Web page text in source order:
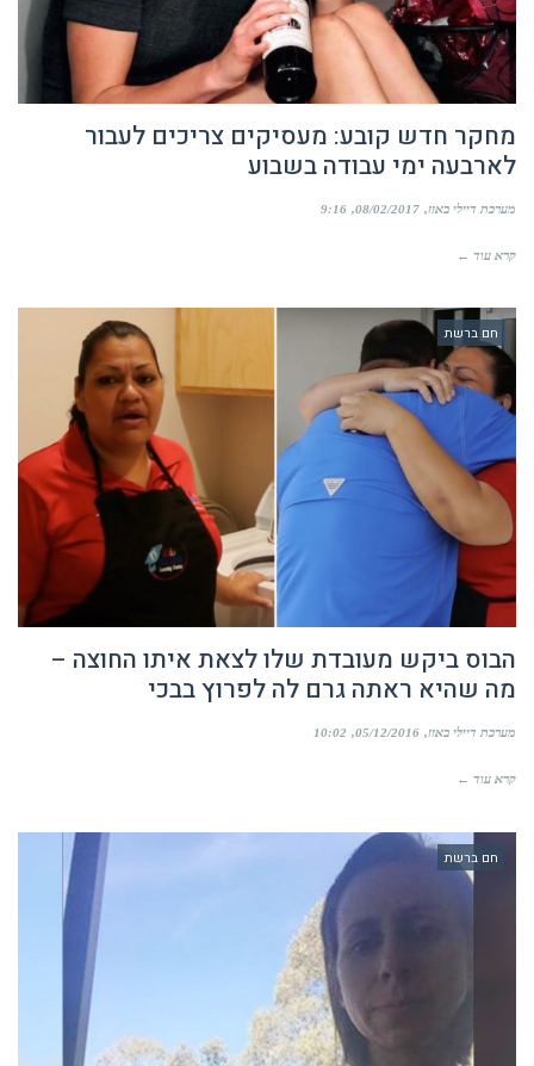
מחקר חדש קובע: מעסיקים צריכים לעבור
לארבעה ימי עבודה בשבוע
מערכת דיילי באזז 08/02/2017
9:16
קרא עוד ←
חם ברשת
הבוס ביקש מעובדת שלו לצאת איתו החוצה –
מה שהיא ראתה גרם לה לפרוץ בבכי
מערכת דיילי באזז 05/12/2016
10:02
קרא עוד ←
חם ברשת